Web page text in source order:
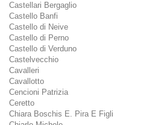
Castellari Bergaglio
Castello Banfi
Castello di Neive
Castello di Perno
Castello di Verduno
Castelvecchio
Cavalleri
Cavallotto
Cencioni Patrizia
Ceretto
Chiara Boschis E. Pira E Figli